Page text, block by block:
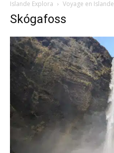
Islande Explora Voyage en Islande
Skógafoss